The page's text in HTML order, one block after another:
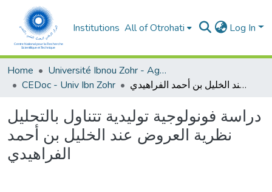
Institutions All of Otrohati Log In
Home
Université Ibnou Zohr - Agadir
CEDoc - Univ Ibn Zohr
دراسة فونولوجية توليدية تتناول بالتحليل نظرية العروض عند الخليل بن أحمد الفراهيدي
دراسة فونولوجية توليدية تتناول بالتحليل
نظرية العروض عند الخليل بن أحمد
الفراهيدي